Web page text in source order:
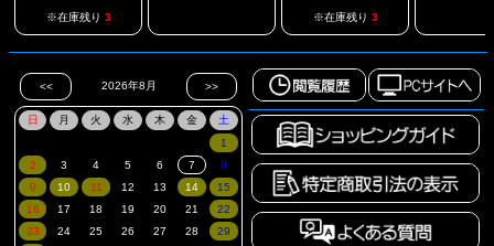
※在庫残り 3 ※在庫残り 3